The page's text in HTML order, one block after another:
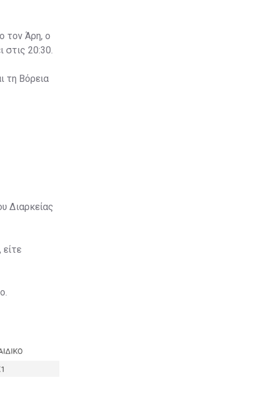
τον Άρη, ο
στις 20:30.
τη Βόρεια
Διαρκείας
είτε